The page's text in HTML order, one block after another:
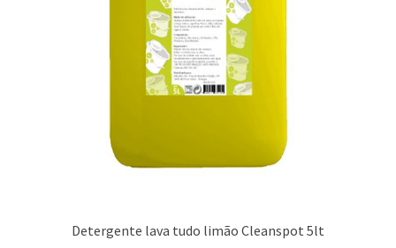
Detergente lava tudo limão Cleanspot 5lt